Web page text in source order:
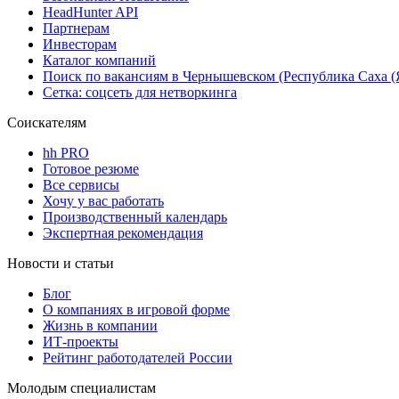
HeadHunter API
Партнерам
Инвесторам
Каталог компаний
Поиск по вакансиям в Чернышевском (Республика Саха
Сетка: соцсеть для нетворкинга
Соискателям
hh PRO
Готовое резюме
Все сервисы
Хочу у вас работать
Производственный календарь
Экспертная рекомендация
Новости и статьи
Блог
О компаниях в игровой форме
Жизнь в компании
ИТ-проекты
Рейтинг работодателей России
Молодым специалистам